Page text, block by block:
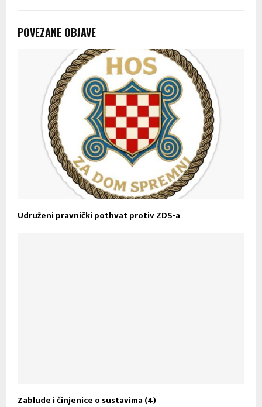
POVEZANE OBJAVE
Udruženi pravnički pothvat protiv ZDS-a
Zablude i činjenice o sustavima (4)